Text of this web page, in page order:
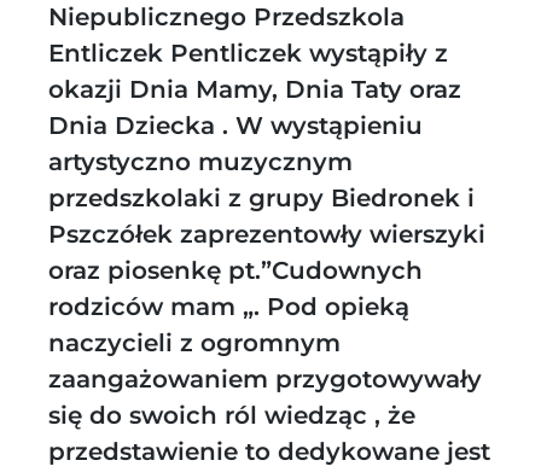
Niepublicznego Przedszkola
Entliczek Pentliczek wystąpiły z
okazji Dnia Mamy, Dnia Taty oraz
Dnia Dziecka . W wystąpieniu
artystyczno muzycznym
przedszkolaki z grupy Biedronek i
Pszczółek zaprezentowły wierszyki
oraz piosenkę pt.”Cudownych
rodziców mam „. Pod opieką
naczycieli z ogromnym
zaangażowaniem przygotowywały
się do swoich ról wiedząc , że
przedstawienie to dedykowane jest